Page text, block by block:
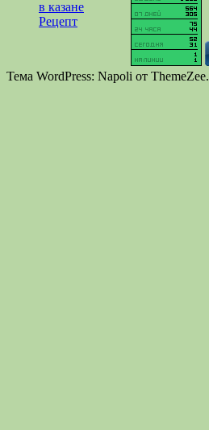
Тема WordPress: Napoli от ThemeZee.